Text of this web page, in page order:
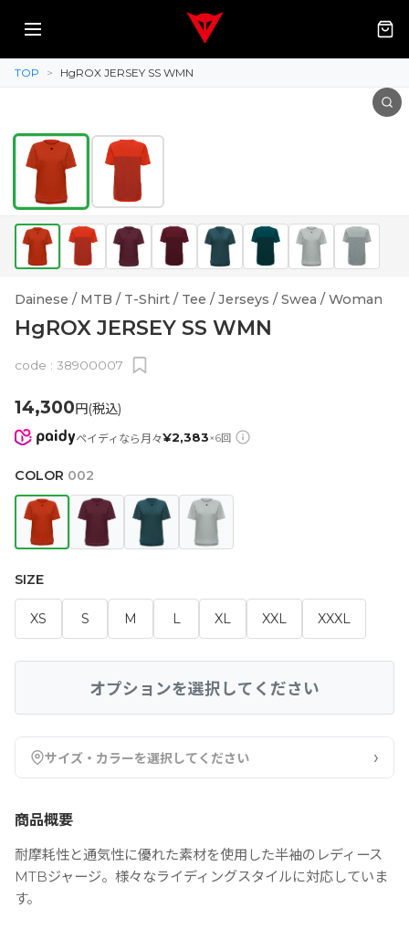
TOP > HgROX JERSEY SS WMN
Dainese / MTB / T-Shirt / Tee / Jerseys / Swea / Woman
HgROX JERSEY SS WMN
code : 38900007
14,300円(税込)
ペイディなら月々¥2,383×6回
COLOR 002
SIZE
XS S M L XL XXL XXXL
オプションを選択してください
サイズ・カラーを選択してください ›
商品概要
耐摩耗性と通気性に優れた素材を使用した半袖のレディース
MTBジャージ。様々なライディングスタイルに対応していま
す。